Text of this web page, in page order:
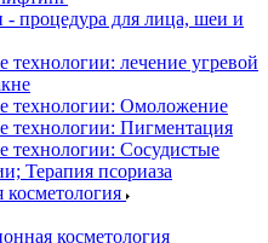
процедура для лица, шеи и
технологии: лечение угревой
технологии: Омоложение
технологии: Пигментация
технологии: Сосудистые
Терапия псориаза
косметология